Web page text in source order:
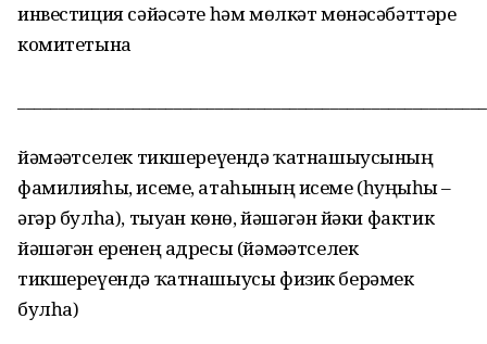
инвестиция сәйәсәте һәм мөлкәт мөнәсәбәттәре
комитетына
йәмәғәтселек тикшереүендә ҡатнашыусының
фамилияһы, исеме, атаһының исеме (һуңғыһы –
әгәр булһа), тыуған көнө, йәшәгән йәки фактик
йәшәгән еренең адресы (йәмәғәтселек
тикшереүендә ҡатнашыусы физик берәмек
булһа)